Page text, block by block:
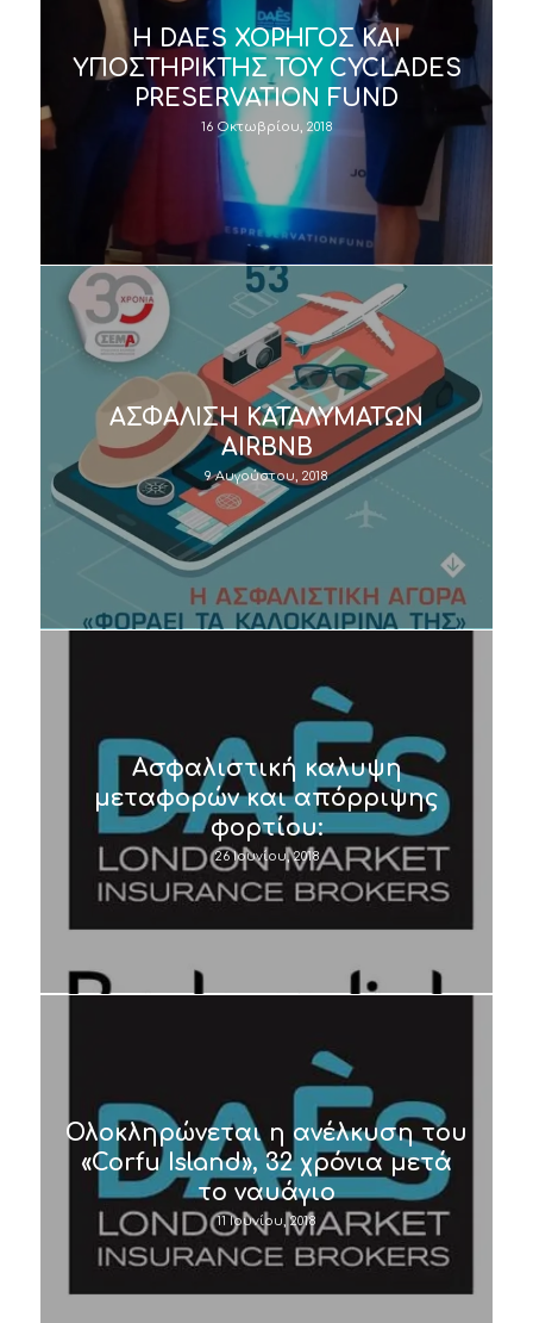
H DAES ΧΟΡΗΓΟΣ ΚΑΙ
ΥΠΟΣΤΗΡΙΚΤΗΣ ΤΟΥ CYCLADES
PRESERVATION FUND
16 Οκτωβρίου, 2018
ΑΣΦΑΛΙΣΗ ΚΑΤΑΛΥΜΑΤΩΝ
AIRBNB
9 Αυγούστου, 2018
Ασφαλιστική καλυψη
μεταφορών και απόρριψης
φορτίου:
26 Ιουνίου, 2018
Ολοκληρώνεται η ανέλκυση του
«Corfu Island», 32 χρόνια μετά
το ναυάγιο
11 Ιουνίου, 2018